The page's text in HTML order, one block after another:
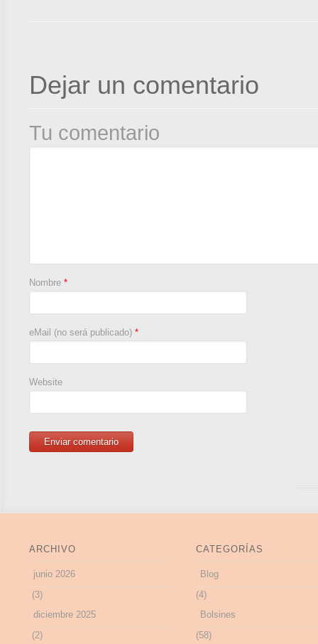
Dejar un comentario
Tu comentario
Nombre *
eMail (no será publicado) *
Website
ARCHIVO
junio 2026
(3)
diciembre 2025
(2)
CATEGORÍAS
Blog
(4)
Bolsines
(58)